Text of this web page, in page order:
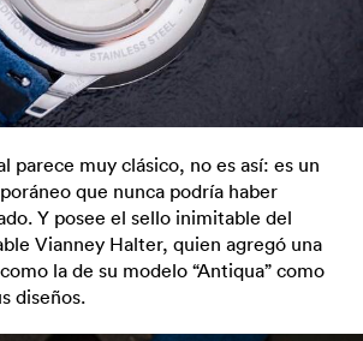
parece muy clásico, no es así: es un
que nunca podría haber
Y posee el sello inimitable del
Vianney Halter, quien agregó una
la de su modelo “Antiqua” como
diseños.